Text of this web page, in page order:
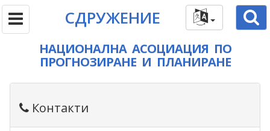
СДРУЖЕНИЕ
НАЦИОНАЛНА АСОЦИАЦИЯ ПО
ПРОГНОЗИРАНЕ И ПЛАНИРАНЕ
Контакти